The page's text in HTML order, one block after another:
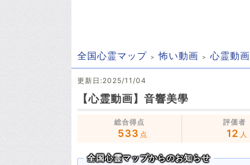
全国心霊マップ 怖い動画 心霊動画
更新日:2025/11/04
【心霊動画】音響美學
総合得点
533 点
評価者
12 人
全国心霊マップからのお知らせ